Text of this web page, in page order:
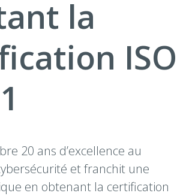
la
ISO
20 ans d’excellence au
et franchit une
en obtenant la certification